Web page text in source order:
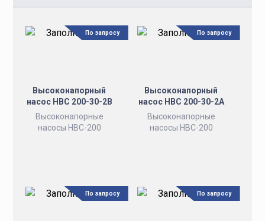
Высоконапорный
насос НВС 200-30-2В
Высоконапорные
насосы НВС-200
По запросу
Высоконапорный
насос НВС 200-30-2А
Высоконапорные
насосы НВС-200
По запросу
По запросу По запросу